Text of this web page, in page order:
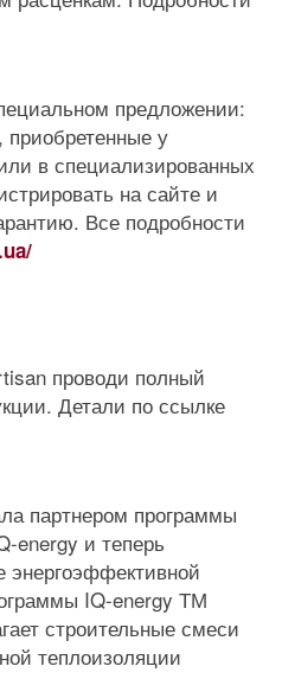
предложении:
у
в специализированных
на сайте и
Все подробности
проводи полный
Детали по ссылке
партнером программы
energy и теперь
энергоэффективной
IQ-energy ТМ
строительные смеси
теплоизоляции